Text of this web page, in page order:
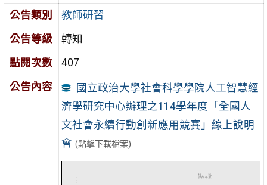
公告類別
教師研習
公告等級
轉知
點閱次數
407
公告內容
國立政治大學社會科學學院人工智慧經
濟學研究中心辦理之114學年度「全國人
文社會永續行動創新應用競賽」線上說明
會 (點擊下載檔案)